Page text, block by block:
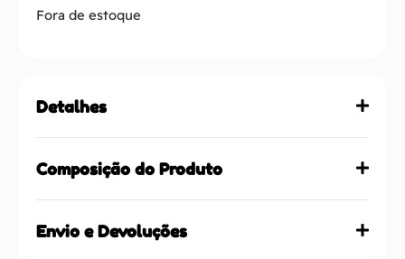
Fora de estoque
Detalhes
Composição do Produto
Envio e Devoluções